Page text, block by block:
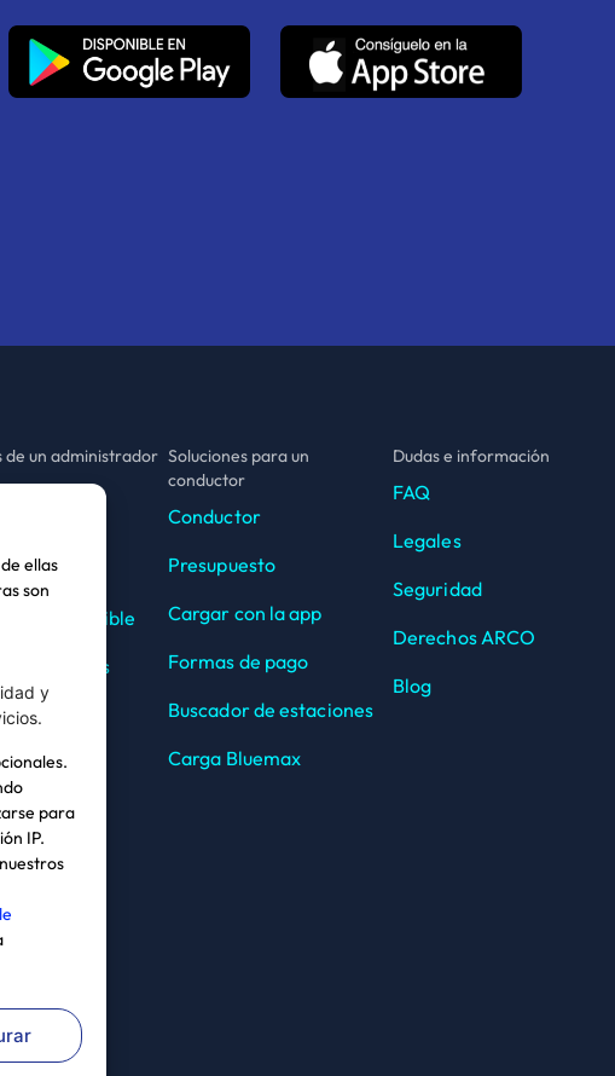
ellas
son
y
para
IP.
de un administrador
de combustible
equipos
pago
Soluciones para un
conductor
Conductor
Presupuesto
Cargar con la app
Formas de pago
Buscador de estaciones
Carga Bluemax
Dudas e información
FAQ
Legales
Seguridad
Derechos ARCO
Blog